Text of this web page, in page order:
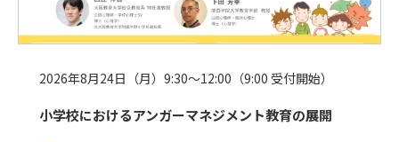
2026年8月24日（月）9:30～12:00（9:00 受付開始）
小学校におけるアンガーマネジメント教育の展開